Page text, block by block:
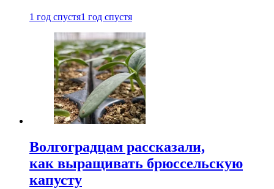
1 год спустя1 год спустя
Волгоградцам рассказали,
как выращивать брюссельскую
капусту